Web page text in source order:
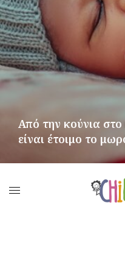
Από την κούνια στο
είναι έτοιμο το